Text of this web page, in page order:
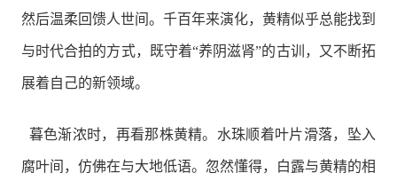
然后温柔回馈人世间。千百年来演化，黄精似乎总能找到
与时代合拍的方式，既守着“养阴滋肾”的古训，又不断拓
展着自己的新领域。
暮色渐浓时，再看那株黄精。水珠顺着叶片滑落，坠入
腐叶间，仿佛在与大地低语。忽然懂得，白露与黄精的相